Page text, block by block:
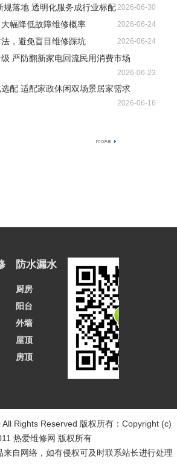
规落地 透明化服务成行业标配2026-06-30
幅降低故障维修概率 2026-06-24
，避免盲目维修踩坑 2026-06-24
严防翻新家电回流民用消费市场
2026-06-23
配 适配家政休闲双场景居家需求
2026-06-16
防水漏水
厨房
阳台
外墙
屋顶
房顶
Rights Reserved 版权所有：Copyright (c)
热爱维修网 版权所有
来自网络，如有侵权可及时联系站长进行处理